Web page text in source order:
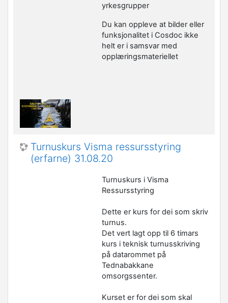
yrkesgrupper
Du kan oppleve at bilder eller
funksjonalitet i Cosdoc ikke
helt er i samsvar med
opplæringsmateriellet
Turnuskurs Visma ressursstyring
(erfarne) 31.08.20
Turnuskurs i Visma
Ressursstyring
Dette er kurs for dei som skriv
turnus.
Det vert lagt opp til 6 timars
kurs i teknisk turnusskriving
på datarommet på
Tednabakkane
omsorgssenter.
Kurset er for dei som skal